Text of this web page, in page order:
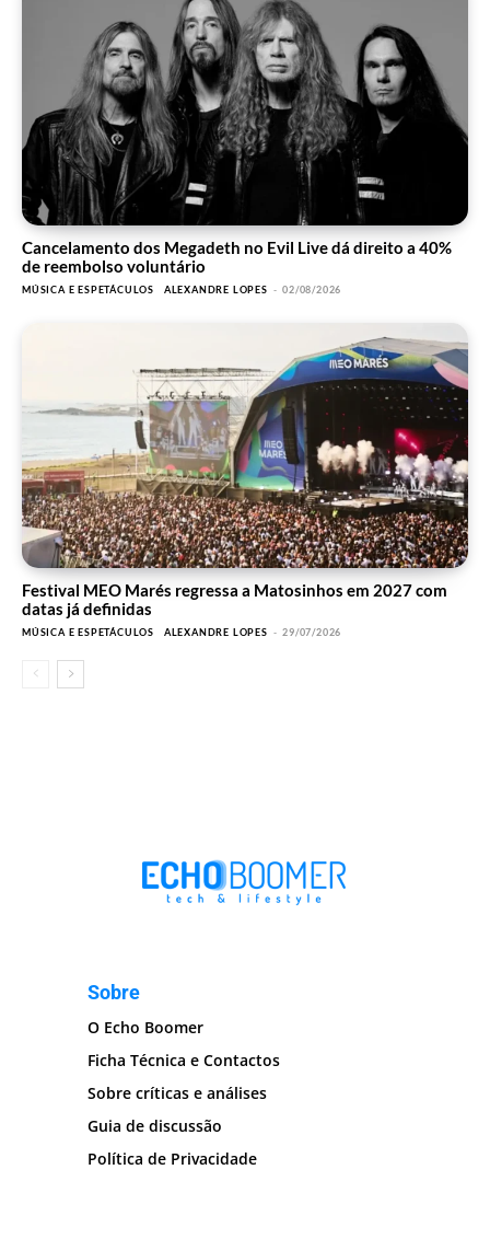
Cancelamento dos Megadeth no Evil Live dá direito a 40%
de reembolso voluntário
MÚSICA E ESPETÁCULOS ALEXANDRE LOPES - 02/08/2026
Festival MEO Marés regressa a Matosinhos em 2027 com
datas já definidas
MÚSICA E ESPETÁCULOS ALEXANDRE LOPES - 29/07/2026
Sobre
O Echo Boomer
Ficha Técnica e Contactos
Sobre críticas e análises
Guia de discussão
Política de Privacidade